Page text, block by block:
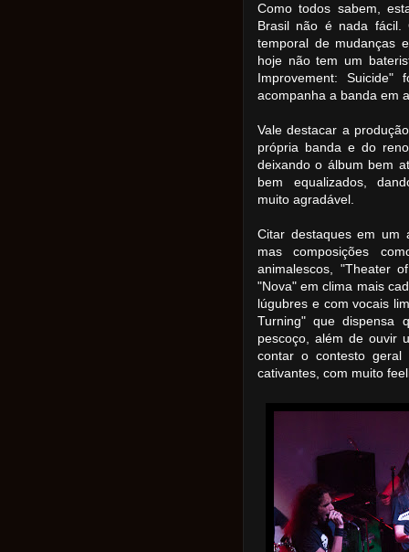
Como todos sabem,
Brasil não é nada fácil.
temporal de mudanças
hoje não tem um
Improvement: Suicide"
acompanha a banda em
Vale destacar a
própria banda e do
deixando o álbum bem
bem equalizados,
muito agradável.
Citar destaques em um
mas composições
animalescos, "Theater
"Nova" em clima mais
lúgubres e com vocais
Turning" que dispensa
pescoço, além de ouvir
contar o contesto geral
cativantes, com muito